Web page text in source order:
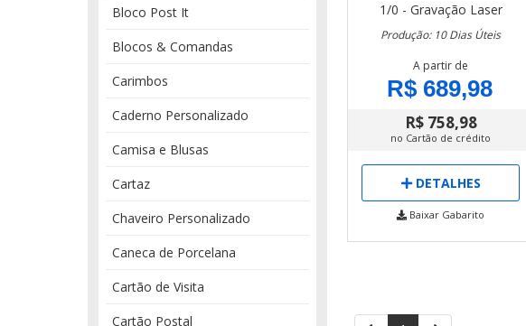
Bloco Post It
Blocos & Comandas
Carimbos
Caderno Personalizado
Camisa e Blusas
Cartaz
Chaveiro Personalizado
Caneca de Porcelana
Cartão de Visita
Cartão Postal
1/0 - Gravação Laser
Produção: 10 Dias Úteis
A partir de
R$ 689,98
R$ 758,98
no Cartão de crédito
DETALHES
Baixar Gabarito